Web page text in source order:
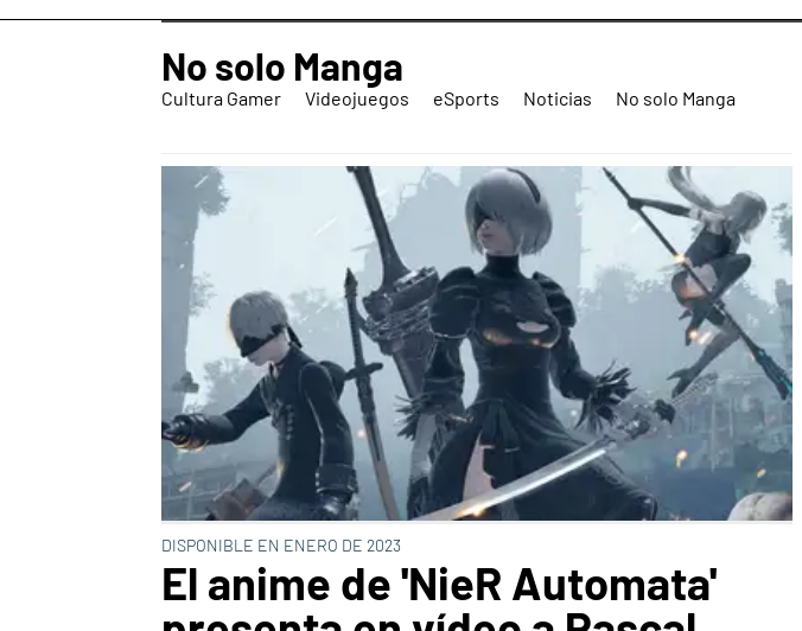
No solo Manga
Cultura Gamer Videojuegos eSports Noticias No solo Manga
DISPONIBLE EN ENERO DE 2023
El anime de 'NieR Automata'